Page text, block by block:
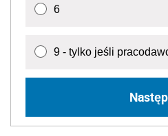
6
9 - tylko jeśli